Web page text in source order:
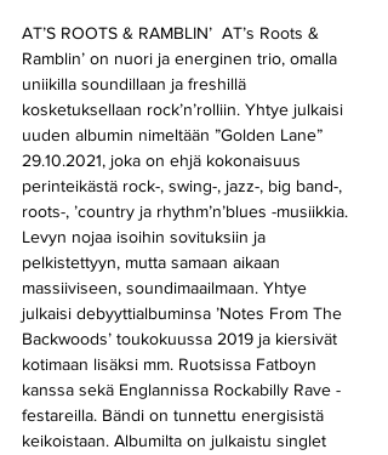
AT’S ROOTS & RAMBLIN’  AT’s Roots &
Ramblin’ on nuori ja energinen trio, omalla
uniikilla soundillaan ja freshillä
kosketuksellaan rock’n’rolliin. Yhtye julkaisi
uuden albumin nimeltään ”Golden Lane”
29.10.2021, joka on ehjä kokonaisuus
perinteikästä rock-, swing-, jazz-, big band-,
roots-, ’country ja rhythm’n’blues -musiikkia.
Levyn nojaa isoihin sovituksiin ja
pelkistettyyn, mutta samaan aikaan
massiiviseen, soundimaailmaan. Yhtye
julkaisi debyyttialbuminsa ’Notes From The
Backwoods’ toukokuussa 2019 ja kiersivät
kotimaan lisäksi mm. Ruotsissa Fatboyn
kanssa sekä Englannissa Rockabilly Rave -
festareilla. Bändi on tunnettu energisistä
keikoistaan. Albumilta on julkaistu singlet